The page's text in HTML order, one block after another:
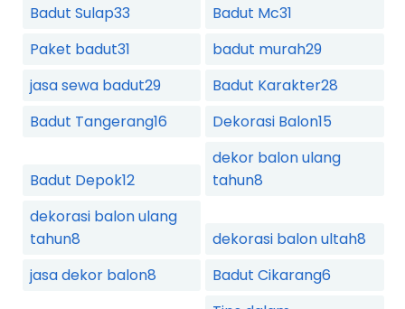
Badut Sulap33 Badut Mc31
Paket badut31 badut murah29
jasa sewa badut29 Badut Karakter28
Badut Tangerang16 Dekorasi Balon15
Badut Depok12
dekor balon ulang
tahun8
dekorasi balon ulang
tahun8 dekorasi balon ultah8
jasa dekor balon8 Badut Cikarang6